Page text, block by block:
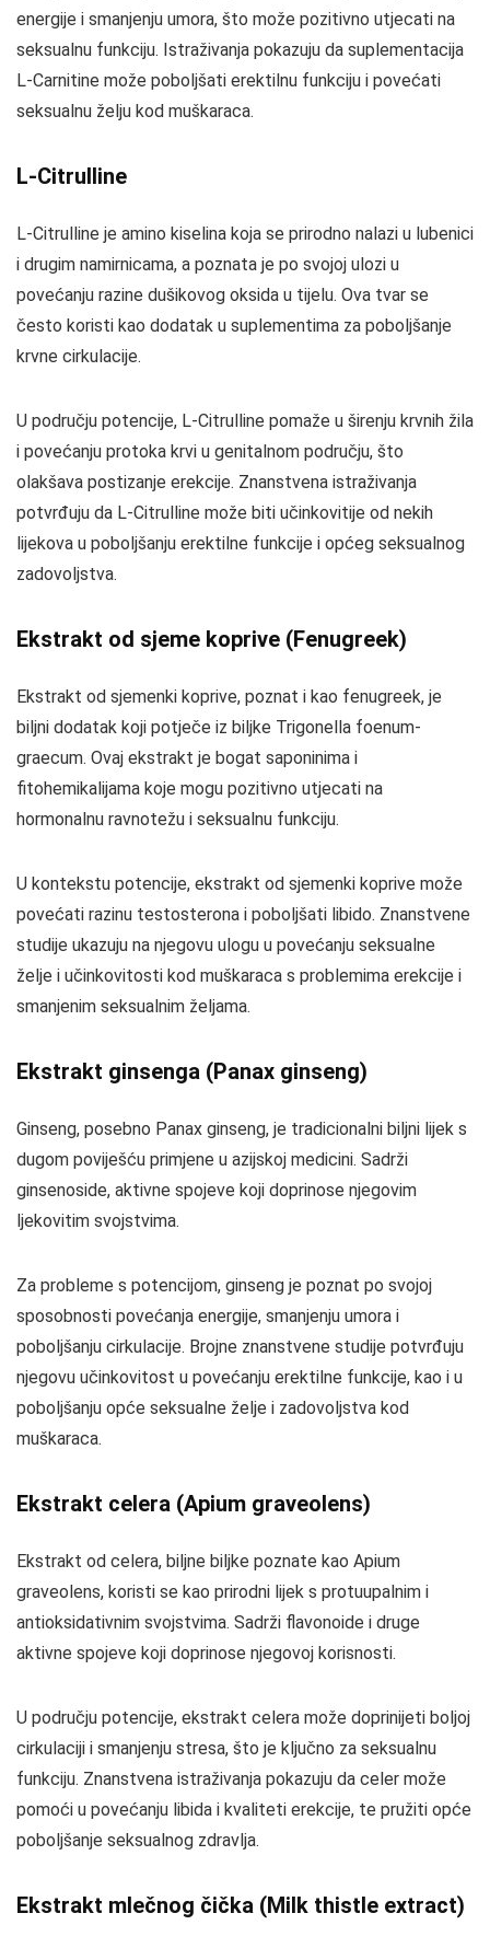
energije i smanjenju umora, što može pozitivno utjecati na
seksualnu funkciju. Istraživanja pokazuju da suplementacija
L-Carnitine može poboljšati erektilnu funkciju i povećati
seksualnu želju kod muškaraca.
L-Citrulline
L-Citrulline je amino kiselina koja se prirodno nalazi u lubenici
i drugim namirnicama, a poznata je po svojoj ulozi u
povećanju razine dušikovog oksida u tijelu. Ova tvar se
često koristi kao dodatak u suplementima za poboljšanje
krvne cirkulacije.
U području potencije, L-Citrulline pomaže u širenju krvnih žila
i povećanju protoka krvi u genitalnom području, što
olakšava postizanje erekcije. Znanstvena istraživanja
potvrđuju da L-Citrulline može biti učinkovitije od nekih
lijekova u poboljšanju erektilne funkcije i općeg seksualnog
zadovoljstva.
Ekstrakt od sjeme koprive (Fenugreek)
Ekstrakt od sjemenki koprive, poznat i kao fenugreek, je
biljni dodatak koji potječe iz biljke Trigonella foenum-
graecum. Ovaj ekstrakt je bogat saponinima i
fitohemikalijama koje mogu pozitivno utjecati na
hormonalnu ravnotežu i seksualnu funkciju.
U kontekstu potencije, ekstrakt od sjemenki koprive može
povećati razinu testosterona i poboljšati libido. Znanstvene
studije ukazuju na njegovu ulogu u povećanju seksualne
želje i učinkovitosti kod muškaraca s problemima erekcije i
smanjenim seksualnim željama.
Ekstrakt ginsenga (Panax ginseng)
Ginseng, posebno Panax ginseng, je tradicionalni biljni lijek s
dugom poviješću primjene u azijskoj medicini. Sadrži
ginsenoside, aktivne spojeve koji doprinose njegovim
ljekovitim svojstvima.
Za probleme s potencijom, ginseng je poznat po svojoj
sposobnosti povećanja energije, smanjenju umora i
poboljšanju cirkulacije. Brojne znanstvene studije potvrđuju
njegovu učinkovitost u povećanju erektilne funkcije, kao i u
poboljšanju opće seksualne želje i zadovoljstva kod
muškaraca.
Ekstrakt celera (Apium graveolens)
Ekstrakt od celera, biljne biljke poznate kao Apium
graveolens, koristi se kao prirodni lijek s protuupalnim i
antioksidativnim svojstvima. Sadrži flavonoide i druge
aktivne spojeve koji doprinose njegovoj korisnosti.
U području potencije, ekstrakt celera može doprinijeti boljoj
cirkulaciji i smanjenju stresa, što je ključno za seksualnu
funkciju. Znanstvena istraživanja pokazuju da celer može
pomoći u povećanju libida i kvaliteti erekcije, te pružiti opće
poboljšanje seksualnog zdravlja.
Ekstrakt mlečnog čička (Milk thistle extract)